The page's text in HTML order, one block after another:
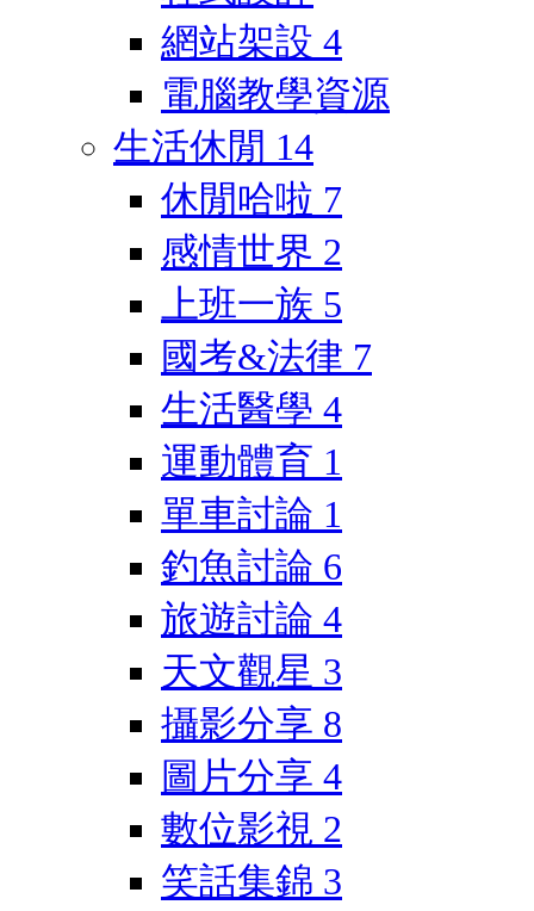
網站架設 4
電腦教學資源
生活休閒 14
休閒哈啦 7
感情世界 2
上班一族 5
國考&法律 7
生活醫學 4
運動體育 1
單車討論 1
釣魚討論 6
旅遊討論 4
天文觀星 3
攝影分享 8
圖片分享 4
數位影視 2
笑話集錦 3